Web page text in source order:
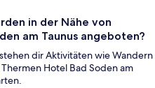
in der Nähe von
am Taunus angeboten?
dir Aktivitäten wie Wandern
Hotel Bad Soden am